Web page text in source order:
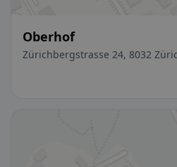
Oberhof
Zürichbergstrasse 24, 8032